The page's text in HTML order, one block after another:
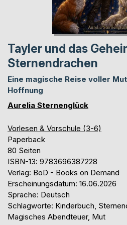
Tayler und das
Sternendrachen
Eine magische Reise voller
Hoffnung
Aurelia Sternenglück
Vorlesen & Vorschule (3-6)
Paperback
80 Seiten
ISBN-13: 9783696387228
Verlag: BoD - Books on Demand
Erscheinungsdatum: 16.06.2026
Sprache: Deutsch
Schlagworte: Kinderbuch,
Magisches Abendteuer, Mut